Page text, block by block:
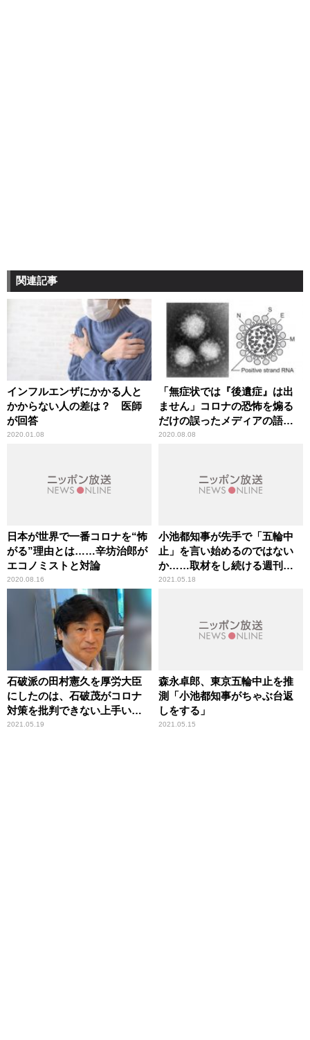
関連記事
インフルエンザにかかる人と
かからない人の差は？ 医師
が回答
2020.01.08
「無症状では『後遺症』は出
ません」コロナの恐怖を煽る
だけの誤ったメディアの語法
に辛坊治郎が異議
2020.08.08
日本が世界で一番コロナを“怖
がる”理由とは……辛坊治郎が
エコノミストと対論
2020.08.16
小池都知事が先手で「五輪中
止」を言い始めるのではない
か……取材をし続ける週刊文
春記者が語るその背景
2021.05.18
石破派の田村憲久を厚労大臣
にしたのは、石破茂がコロナ
対策を批判できない上手い人
事—週刊文春記者が政局分析
2021.05.19
森永卓郎、東京五輪中止を推
測「小池都知事がちゃぶ台返
しをする」
2021.05.15